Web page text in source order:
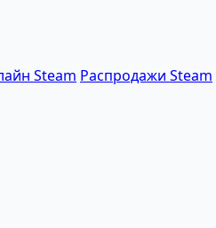
Steam Распродажи Steam